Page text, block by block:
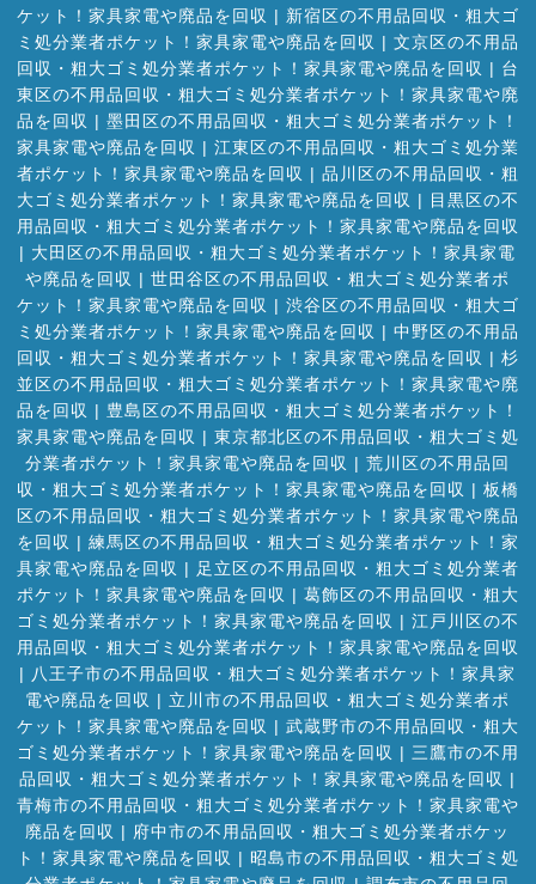
ケット！家具家電や廃品を回収 | 新宿区の不用品回収・粗大ゴ
ミ処分業者ポケット！家具家電や廃品を回収 | 文京区の不用品
回収・粗大ゴミ処分業者ポケット！家具家電や廃品を回収 | 台
東区の不用品回収・粗大ゴミ処分業者ポケット！家具家電や廃
品を回収 | 墨田区の不用品回収・粗大ゴミ処分業者ポケット！
家具家電や廃品を回収 | 江東区の不用品回収・粗大ゴミ処分業
者ポケット！家具家電や廃品を回収 | 品川区の不用品回収・粗
大ゴミ処分業者ポケット！家具家電や廃品を回収 | 目黒区の不
用品回収・粗大ゴミ処分業者ポケット！家具家電や廃品を回収
| 大田区の不用品回収・粗大ゴミ処分業者ポケット！家具家電
や廃品を回収 | 世田谷区の不用品回収・粗大ゴミ処分業者ポ
ケット！家具家電や廃品を回収 | 渋谷区の不用品回収・粗大ゴ
ミ処分業者ポケット！家具家電や廃品を回収 | 中野区の不用品
回収・粗大ゴミ処分業者ポケット！家具家電や廃品を回収 | 杉
並区の不用品回収・粗大ゴミ処分業者ポケット！家具家電や廃
品を回収 | 豊島区の不用品回収・粗大ゴミ処分業者ポケット！
家具家電や廃品を回収 | 東京都北区の不用品回収・粗大ゴミ処
分業者ポケット！家具家電や廃品を回収 | 荒川区の不用品回
収・粗大ゴミ処分業者ポケット！家具家電や廃品を回収 | 板橋
区の不用品回収・粗大ゴミ処分業者ポケット！家具家電や廃品
を回収 | 練馬区の不用品回収・粗大ゴミ処分業者ポケット！家
具家電や廃品を回収 | 足立区の不用品回収・粗大ゴミ処分業者
ポケット！家具家電や廃品を回収 | 葛飾区の不用品回収・粗大
ゴミ処分業者ポケット！家具家電や廃品を回収 | 江戸川区の不
用品回収・粗大ゴミ処分業者ポケット！家具家電や廃品を回収
| 八王子市の不用品回収・粗大ゴミ処分業者ポケット！家具家
電や廃品を回収 | 立川市の不用品回収・粗大ゴミ処分業者ポ
ケット！家具家電や廃品を回収 | 武蔵野市の不用品回収・粗大
ゴミ処分業者ポケット！家具家電や廃品を回収 | 三鷹市の不用
品回収・粗大ゴミ処分業者ポケット！家具家電や廃品を回収 |
青梅市の不用品回収・粗大ゴミ処分業者ポケット！家具家電や
廃品を回収 | 府中市の不用品回収・粗大ゴミ処分業者ポケッ
ト！家具家電や廃品を回収 | 昭島市の不用品回収・粗大ゴミ処